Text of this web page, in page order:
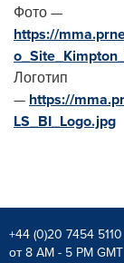
Фото —
https://
Логотип
— https://
LS_BI_Logo.jpg
+44 (0)20 7454 5110
от 8 AM - 5 PM GMT